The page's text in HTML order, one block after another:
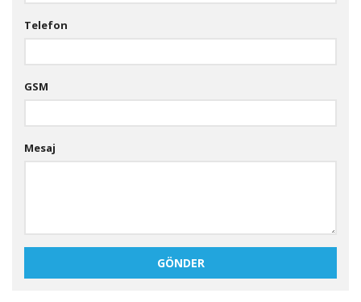
Telefon
GSM
Mesaj
GÖNDER